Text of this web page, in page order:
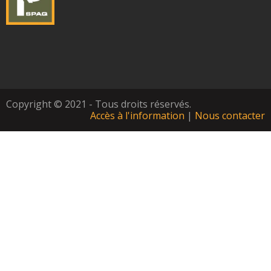
Copyright © 2021 - Tous droits réservés.
Accès à l'information | Nous contacter